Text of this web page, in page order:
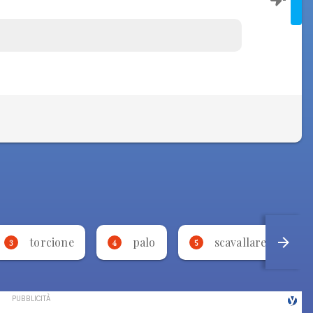
3 torcione 4 palo 5 scavallare